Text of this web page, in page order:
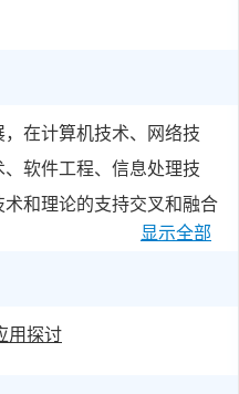
在计算机技术、网络技
软件工程、信息处理技
和理论的支持交叉和融合
知客观世界的一种重要方
转型升级的过程中，仿真
显示全部
用探讨